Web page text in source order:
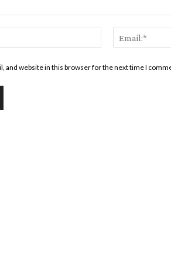
and website in this browser for the next time I